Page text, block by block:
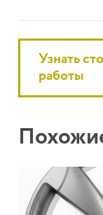
Узнать
работы